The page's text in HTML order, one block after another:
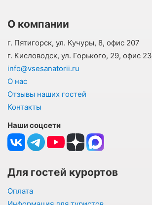
О компании
г. Пятигорск, ул. Кучуры, 8, офис 207
г. Кисловодск, ул. Горького, 29, офис 23
info@vsesanatorii.ru
О нас
Отзывы наших гостей
Контакты
Наши соцсети
Для гостей курортов
Оплата